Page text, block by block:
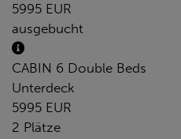
5995 EUR
ausgebucht
CABIN 6 Double Beds
Unterdeck
5995 EUR
2 Plätze